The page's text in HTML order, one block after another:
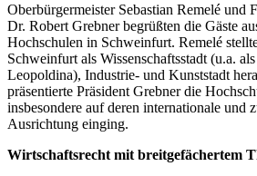
Oberbürgermeister Sebastian Remelé und
Dr. Robert Grebner begrüßten die Gäste
Hochschulen in Schweinfurt. Remelé
Schweinfurt als Wissenschaftsstadt (u.a.
Leopoldina), Industrie- und Kunststadt
präsentierte Präsident Grebner die
insbesondere auf deren internationale und
Ausrichtung einging.
Wirtschaftsrecht mit breitgefächertem